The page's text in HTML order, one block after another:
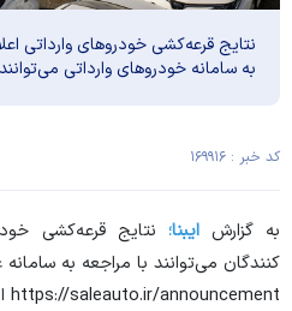
نتایج قرعه‌کشی خودرو‌های وارداتی
به سامانه خودرو‌های وارداتی
کد خبر : ۱۶۹۹۱۶
به گزارشایبنا؛ نتایج قرعه‌کشی
کنندگان می‌توانند با مراجعه به
https://saleauto.ir/announcement از نتایج ثبت‌نام مطلع شوند.